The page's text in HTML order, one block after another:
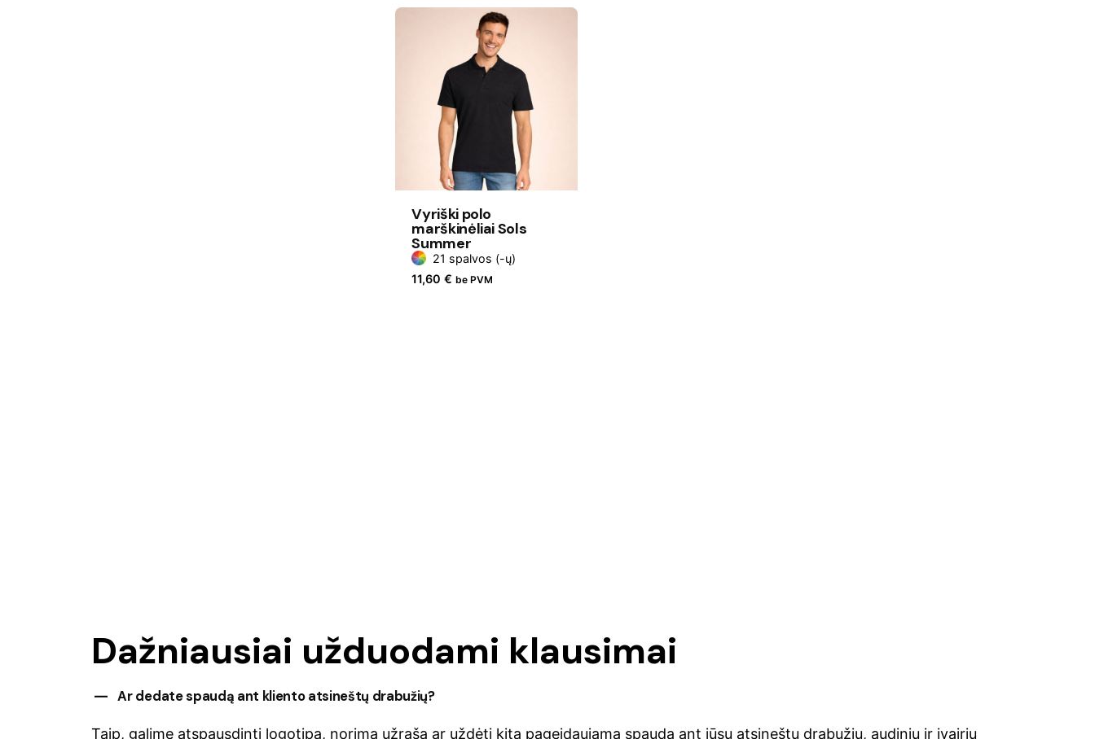
Vyriški polo
marškinėliai Sols
Summer
21 spalvos (-ų)
11,60€ be PVM
Dažniausiai užduodami klausimai
Ar dedate spaudą ant kliento atsineštų drabužių?
Taip, galime atspausdinti logotipą, norimą užrašą ar uždėti kitą pageidaujamą spaudą ant jūsų atsineštų drabužių, audinių ir įvairių